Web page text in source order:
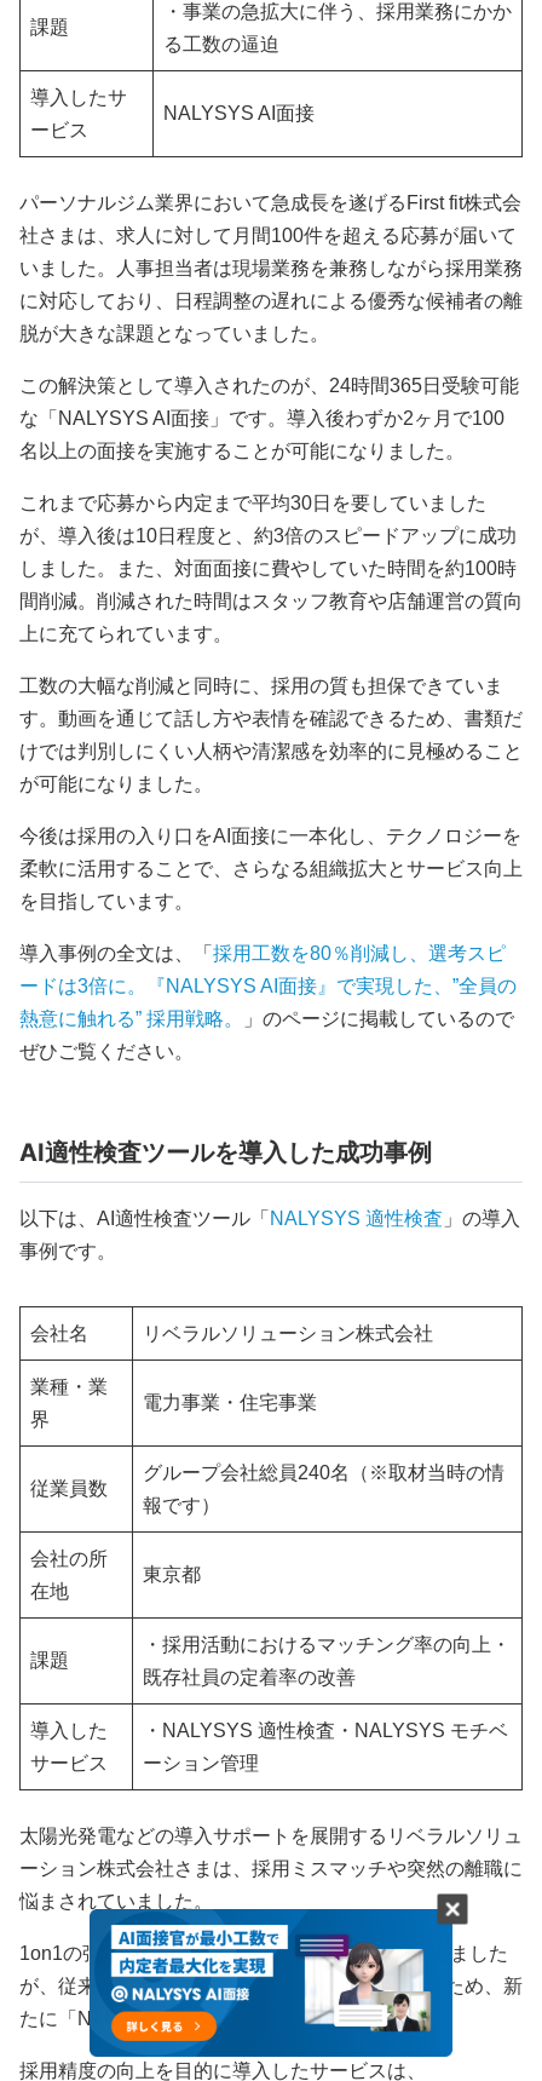
課題
・事業の急拡大に伴う、採用業務にかか
る工数の逼迫
導入したサ
ービス
NALYSYS AI面接
パーソナルジム業界において急成長を遂げるFirst fit株式会
社さまは、求人に対して月間100件を超える応募が届いて
いました。人事担当者は現場業務を兼務しながら採用業務
に対応しており、日程調整の遅れによる優秀な候補者の離
脱が大きな課題となっていました。
この解決策として導入されたのが、24時間365日受験可能
な「NALYSYS AI面接」です。導入後わずか2ヶ月で100
名以上の面接を実施することが可能になりました。
これまで応募から内定まで平均30日を要していました
が、導入後は10日程度と、約3倍のスピードアップに成功
しました。また、対面面接に費やしていた時間を約100時
間削減。削減された時間はスタッフ教育や店舗運営の質向
上に充てられています。
工数の大幅な削減と同時に、採用の質も担保できていま
す。動画を通じて話し方や表情を確認できるため、書類だ
けでは判別しにくい人柄や清潔感を効率的に見極めること
が可能になりました。
今後は採用の入り口をAI面接に一本化し、テクノロジーを
柔軟に活用することで、さらなる組織拡大とサービス向上
を目指しています。
導入事例の全文は、「 採用工数を80％削減し、選考スピ
ードは3倍に。『NALYSYS AI面接』で実現した、”全員の
熱意に触れる” 採用戦略。
」のページに掲載しているので
ぜひご覧ください。
AI適性検査ツールを導入した成功事例
以下は、AI適性検査ツール「 NALYSYS 適性検査 」の導入
事例です。
会社名 リベラルソリューション株式会社
業種・業
界
電力事業・住宅事業
従業員数
グループ会社総員240名（※取材当時の情
報です）
会社の所
在地
東京都
課題
・採用活動におけるマッチング率の向上・
既存社員の定着率の改善
導入した
サービス
・NALYSYS 適性検査・NALYSYS モチベ
ーション管理
太陽光発電などの導入サポートを展開するリベラルソリュ
ーション株式会社さまは、採用ミスマッチや突然の離職に
悩まされていました。
1on1の強化や評価制度の見直しなどの施策を講じました
が、従来の施策では根本的な解決に至らなかったため、新
たに「NALYSYS」のサービスを導入しました。
採用精度の向上を目的に導入したサービスは、